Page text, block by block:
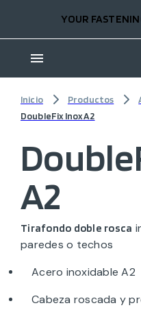
YOUR
Inicio Productos
DoubleFix Inox A2
A2
Tirafondo doble rosca
paredes o techos
Acero inoxidable A2
Cabeza roscada y